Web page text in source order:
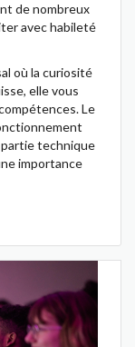
de nombreux
avec habileté
où la curiosité
elle vous
Le
technique
importance